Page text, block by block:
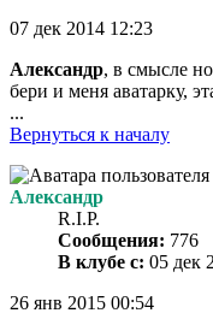
07 дек 2014 12:23
Александр, в смысле
бери и меня аватарку,
...
Вернуться к началу
Александр
R.I.P.
Сообщения: 776
В клубе с: 05 дек
26 янв 2015 00:54